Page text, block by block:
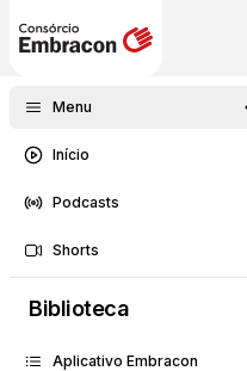
Menu
Início
Podcasts
Shorts
Biblioteca
Aplicativo Embracon